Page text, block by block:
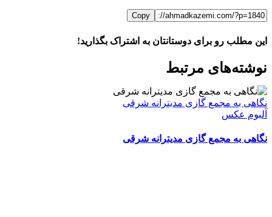
Copy
این مطلب رو برای دوستانتان به اشتراک بگذارید!
FacebookX
LinkedIn
WhatsApp
Telegram
ایمیل
نوشته‌‌های مرتبط
نگاهی به مجمع گازی مدیترانه شرقی
آلبوم عکس
نگاهی به مجمع گازی مدیترانه شرقی